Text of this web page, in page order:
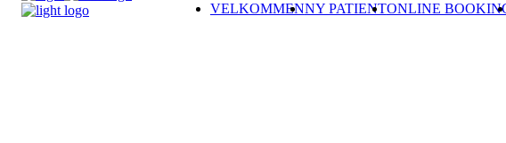
VELKOMMENNY PATIENTONLINE